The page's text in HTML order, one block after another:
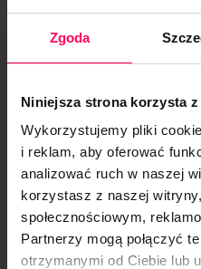
Zgoda
Niniejsza strona korzysta
Wykorzystujemy pliki
i reklam, aby oferować
analizować ruch w naszej
korzystasz z naszej
społecznościowym,
Partnerzy mogą połączyć
otrzymanymi od Ciebie lub
Dublowanie działań
umowy jest poważnym
rozbudowanych
CRM, wyposażony w
nowych kontrahentów
ryzyko. W tym
korzyściach zarówno z
Klienta.